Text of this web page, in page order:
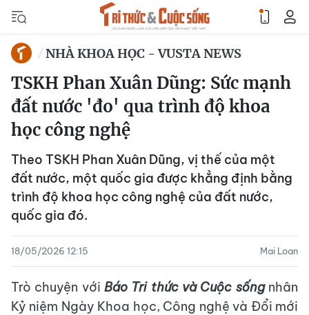
NHÀ KHOA HỌC - VUSTA NEWS
TSKH Phan Xuân Dũng: Sức mạnh
đất nước 'đo' qua trình độ khoa
học công nghệ
Theo TSKH Phan Xuân Dũng, vị thế của một
đất nước, một quốc gia được khẳng định bằng
trình độ khoa học công nghệ của đất nước,
quốc gia đó.
18/05/2026 12:15 Mai Loan
Trò chuyện với Báo Tri thức và Cuộc sốngnhân
Kỷ niệm Ngày Khoa học, Công nghệ và Đổi mới